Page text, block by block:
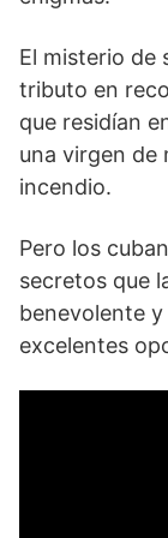
El misterio de
tributo en
que residían
una virgen de
incendio.
Pero los
secretos que
benevolente
excelentes